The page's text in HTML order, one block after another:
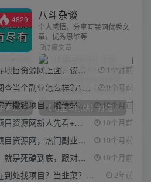
（9571期）快手直播短剧玩法，强开磁力聚星，结合多种变现方式日入600+ 【阿里国际站】打造Top店铺&获得优质询盘客户，​95%的国际站讲师不会说的运营技巧
，宝妈粉多种变现方式，日入500+
4829 八斗杂谈
个人感悟，分享互联网优秀文
章，优秀思维等
7篇文章
源网上面，该看什么类型的赚钱项目 1个月前
当个副业怎么样?八斗告诉你 9个月前
，邀请好友领现金，单价1-8元，0成本可以当个小副业 10个月前
新人先看+领取【0撸小项目+互联网工具箱】 10个月前
网，热门副业项目任你选，每日持续更新 10个月前
是死磕到底，跟对人做对事。 10个月前
目？当韭菜？我靠项目资源网也能月如过万。 2年前